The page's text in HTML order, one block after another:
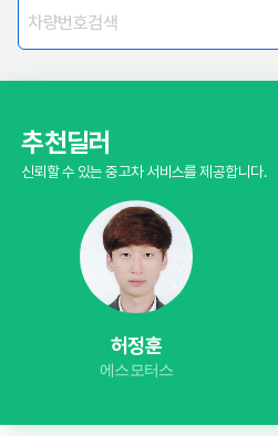
추천딜러
신뢰할 수 있는 중고차 서비스를 제공합니다.
허정훈
에스모터스